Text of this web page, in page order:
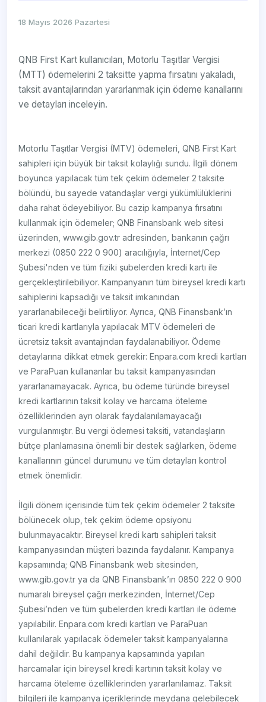
18 Mayıs 2026 Pazartesi
QNB First Kart kullanıcıları, Motorlu Taşıtlar Vergisi
(MTT) ödemelerini 2 taksitte yapma fırsatını yakaladı,
taksit avantajlarından yararlanmak için ödeme kanallarını
ve detayları inceleyin.
Motorlu Taşıtlar Vergisi (MTV) ödemeleri, QNB First Kart
sahipleri için büyük bir taksit kolaylığı sundu. İlgili dönem
boyunca yapılacak tüm tek çekim ödemeler 2 taksite
bölündü, bu sayede vatandaşlar vergi yükümlülüklerini
daha rahat ödeyebiliyor. Bu cazip kampanya fırsatını
kullanmak için ödemeler; QNB Finansbank web sitesi
üzerinden, www.gib.gov.tr adresinden, bankanın çağrı
merkezi (0850 222 0 900) aracılığıyla, İnternet/Cep
Şubesi'nden ve tüm fiziki şubelerden kredi kartı ile
gerçekleştirilebiliyor. Kampanyanın tüm bireysel kredi kartı
sahiplerini kapsadığı ve taksit imkanından
yararlanabileceği belirtiliyor. Ayrıca, QNB Finansbank’ın
ticari kredi kartlarıyla yapılacak MTV ödemeleri de
ücretsiz taksit avantajından faydalanabiliyor. Ödeme
detaylarına dikkat etmek gerekir: Enpara.com kredi kartları
ve ParaPuan kullananlar bu taksit kampanyasından
yararlanamayacak. Ayrıca, bu ödeme türünde bireysel
kredi kartlarının taksit kolay ve harcama öteleme
özelliklerinden ayrı olarak faydalanılamayacağı
vurgulanmıştır. Bu vergi ödemesi taksiti, vatandaşların
bütçe planlamasına önemli bir destek sağlarken, ödeme
kanallarının güncel durumunu ve tüm detayları kontrol
etmek önemlidir.
İlgili dönem içerisinde tüm tek çekim ödemeler 2 taksite
bölünecek olup, tek çekim ödeme opsiyonu
bulunmayacaktır. Bireysel kredi kartı sahipleri taksit
kampanyasından müşteri bazında faydalanır. Kampanya
kapsamında; QNB Finansbank web sitesinden,
www.gib.gov.tr ya da QNB Finansbank’ın 0850 222 0 900
numaralı bireysel çağrı merkezinden, İnternet/Cep
Şubesi’nden ve tüm şubelerden kredi kartları ile ödeme
yapılabilir. Enpara.com kredi kartları ve ParaPuan
kullanılarak yapılacak ödemeler taksit kampanyalarına
dahil değildir. Bu kampanya kapsamında yapılan
harcamalar için bireysel kredi kartının taksit kolay ve
harcama öteleme özelliklerinden yararlanılamaz. Taksit
bilgileri ile kampanya içeriklerinde meydana gelebilecek